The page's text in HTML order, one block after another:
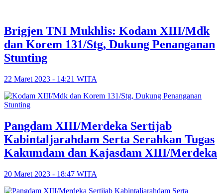
Brigjen TNI Mukhlis: Kodam XIII/Mdk
dan Korem 131/Stg, Dukung Penanganan
Stunting
22 Maret 2023 - 14:21 WITA
Pangdam XIII/Merdeka Sertijab
Kabintaljarahdam Serta Serahkan Tugas
Kakumdam dan Kajasdam XIII/Merdeka
20 Maret 2023 - 18:47 WITA